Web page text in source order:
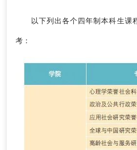
以下列出各个四年制本科生课
考：